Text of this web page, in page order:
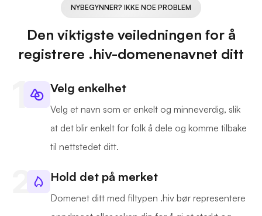
NYBEGYNNER? IKKE NOE PROBLEM
Den viktigste veiledningen for å
registrere .hiv-domenenavnet ditt
Velg enkelhet
Velg et navn som er enkelt og minneverdig, slik
at det blir enkelt for folk å dele og komme tilbake
til nettstedet ditt.
Hold det på merket
Domenet ditt med filtypen .hiv bør representere